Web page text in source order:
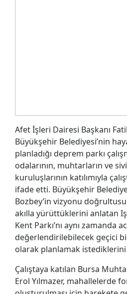
Afet İşleri Dairesi Başkanı
Büyükşehir Belediyesi’nin
planladığı deprem parkı
odalarının, muhtarların ve
kuruluşlarının katılımıyla
ifade etti. Büyükşehir
Bozbey’in vizyonu
akılla yürüttüklerini anlatan
Kent Parkı’nı aynı zamanda
değerlendirilebilecek geçici
olarak planlamak
Çalıştaya katılan Bursa
Erol Yılmazer, mahallelerde